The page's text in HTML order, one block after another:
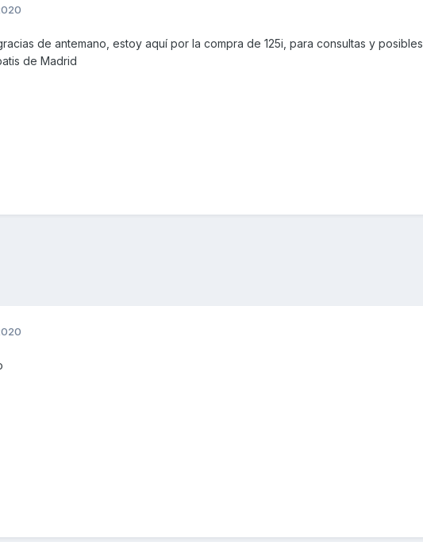
de antemano, estoy aquí por la compra de 125i, para consultas y posibles
de Madrid